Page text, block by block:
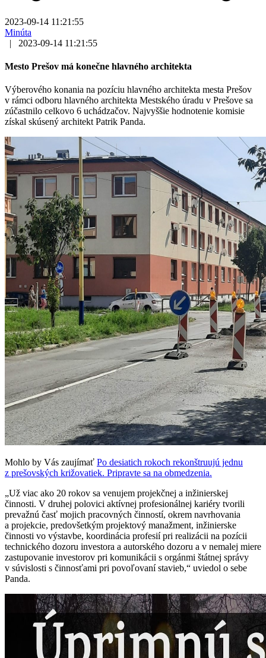
2023-09-14 11:21:55
Minúta
|
2023-09-14 11:21:55
Mesto Prešov má konečne hlavného architekta
Výberového konania na pozíciu hlavného architekta mesta Prešov
v rámci odboru hlavného architekta Mestského úradu v Prešove sa
zúčastnilo celkovo 6 uchádzačov. Najvyššie hodnotenie komisie
získal skúsený architekt Patrik Panda.
Mohlo by Vás zaujímať Po desiatich rokoch rekonštruujú jednu
z prešovských križovatiek. Pripravte sa na obmedzenia.
„Už viac ako 20 rokov sa venujem projekčnej a inžinierskej
činnosti. V druhej polovici aktívnej profesionálnej kariéry tvorili
prevažnú časť mojich pracovných činností, okrem navrhovania
a projekcie, predovšetkým projektový manažment, inžinierske
činnosti vo výstavbe, koordinácia profesií pri realizácii na pozícii
technického dozoru investora a autorského dozoru a v nemalej miere
zastupovanie investorov pri komunikácii s orgánmi štátnej správy
v súvislosti s činnosťami pri povoľovaní stavieb,“ uviedol o sebe
Panda.